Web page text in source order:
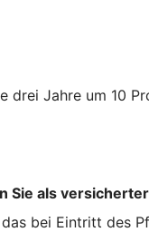
drei Jahre um 10
Sie als
bei Eintritt des